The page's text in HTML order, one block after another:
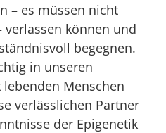
– es müssen nicht
können und
begegnen.
in unseren
Menschen
verlässlichen Partner
der Epigenetik